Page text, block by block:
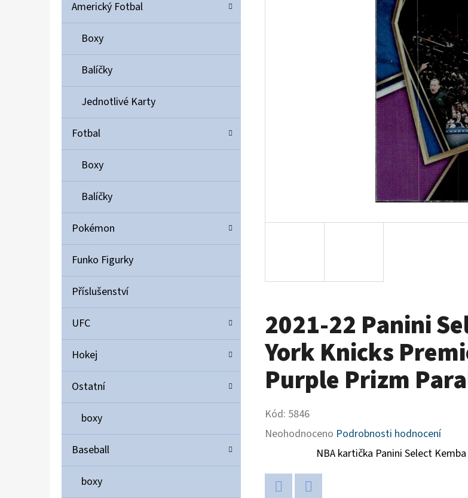
Americký Fotbal
Boxy
Balíčky
Jednotlivé Karty
Fotbal
Boxy
Balíčky
Pokémon
Funko Figurky
Příslušenství
UFC
Hokej
Ostatní
boxy
Baseball
boxy
2021-22 Panini
York Knicks
Purple Prizm
Kód: 5846
Průměrné
produktu
Neohodnoceno Podrobnosti hodnocení
NBA kartička Panini Select
ULTIMATE GUARD MAGNETIC CARD CASE 35PT